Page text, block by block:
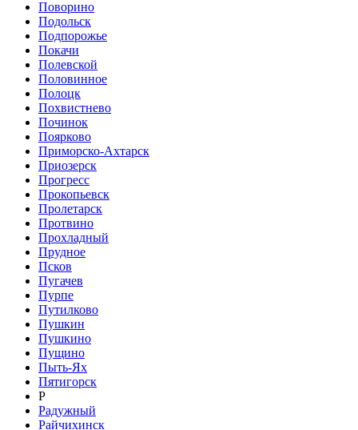
Поворино
Подольск
Подпорожье
Покачи
Полевской
Половинное
Полоцк
Похвистнево
Починок
Поярково
Приморско-Ахтарск
Приозерск
Прогресс
Прокопьевск
Пролетарск
Протвино
Прохладный
Прудное
Псков
Пугачев
Пурпе
Путилково
Пушкин
Пушкино
Пущино
Пыть-Ях
Пятигорск
Р
Радужный
Райчихинск